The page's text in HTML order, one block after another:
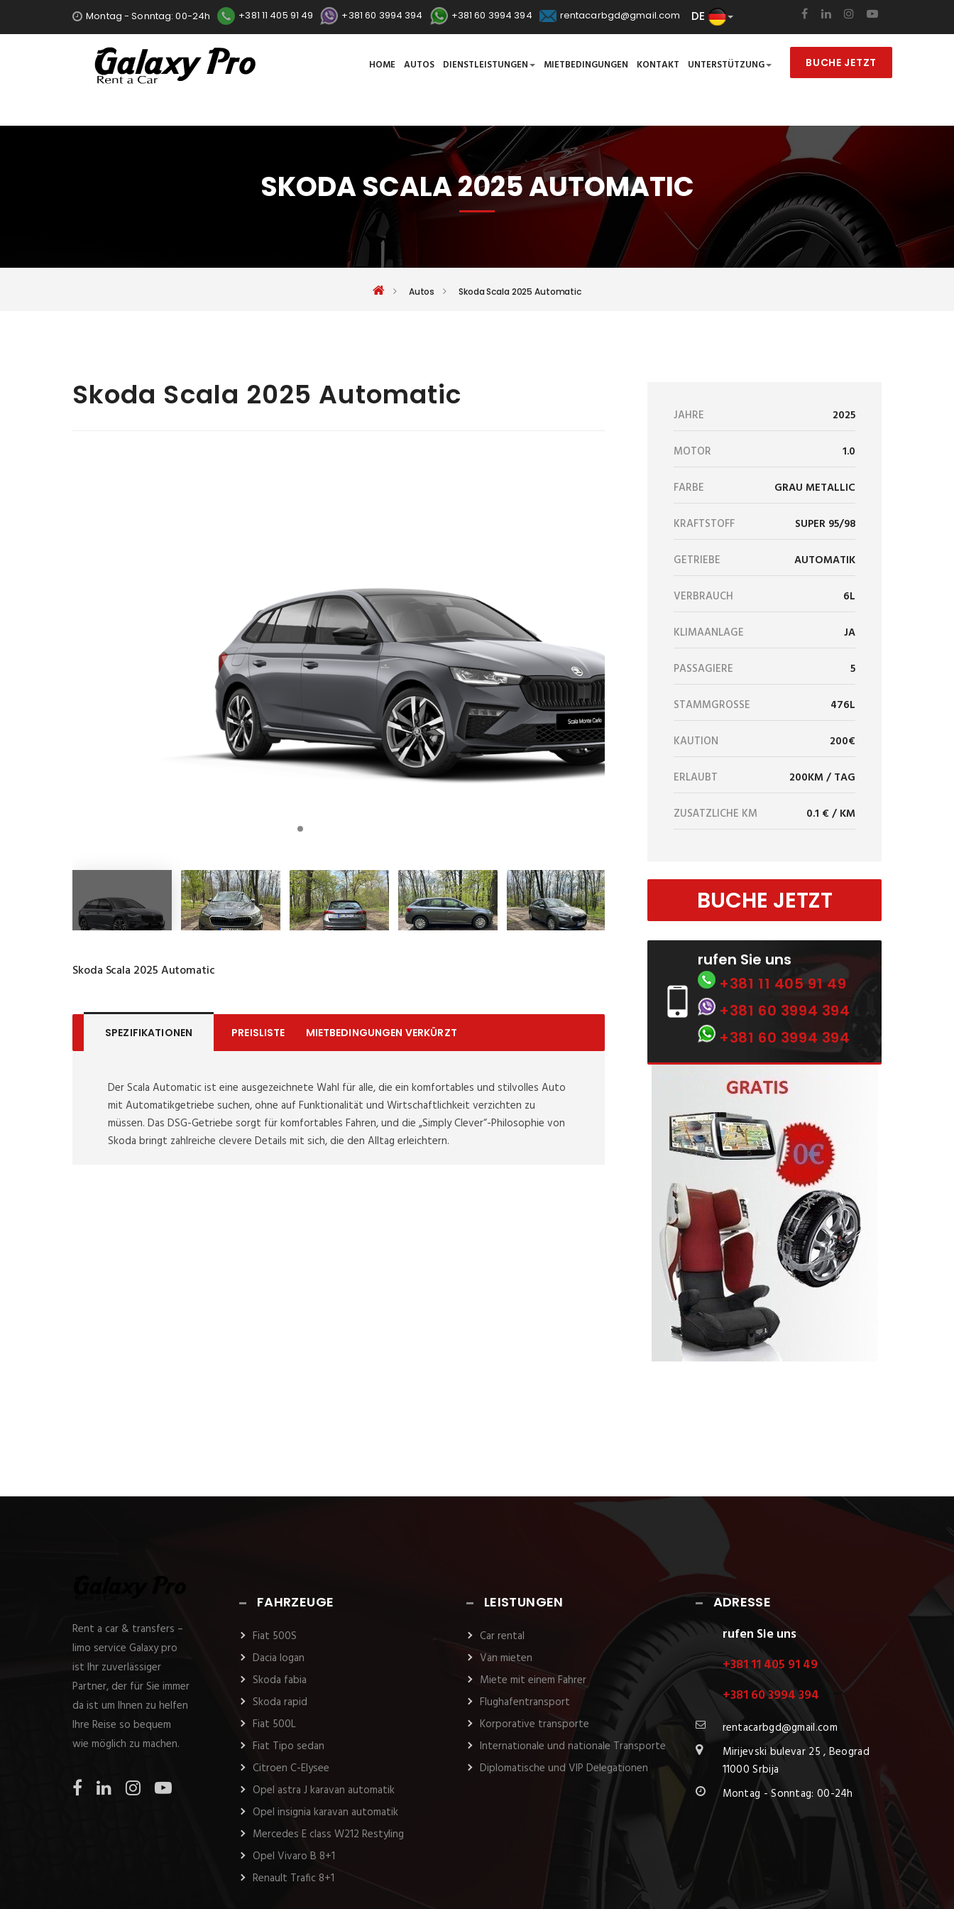
Color
Montag - Sonntag: 00-24h +381 11 405 91 49 +381 60 3994 394 +381 60 3994 394 rentacarbgd@gmail.com DE
BUCHE JETZT
HOME AUTOS DIENSTLEISTUNGEN MIETBEDINGUNGEN KONTAKT UNTERSTÜTZUNG
SKODA SCALA 2025 AUTOMATIC
Autos Skoda Scala 2025 Automatic
Skoda Scala 2025 Automatic
Skoda Scala 2025 Automatic
SPEZIFIKATIONEN PREISLISTE MIETBEDINGUNGEN VERKÜRZT
Der Scala Automatic ist eine ausgezeichnete Wahl für alle, die ein komfortables und stilvolles Auto
mit Automatikgetriebe suchen, ohne auf Funktionalität und Wirtschaftlichkeit verzichten zu
müssen. Das DSG-Getriebe sorgt für komfortables Fahren, und die „Simply Clever“-Philosophie von
Skoda bringt zahlreiche clevere Details mit sich, die den Alltag erleichtern.
JAHRE 2025
MOTOR 1.0
FARBE GRAU METALLIC
KRAFTSTOFF SUPER 95/98
GETRIEBE AUTOMATIK
VERBRAUCH 6L
KLIMAANLAGE JA
PASSAGIERE 5
STAMMGRÖSSE 476L
KAUTION 200€
ERLAUBT 200KM / TAG
ZUSÄTZLICHE KM 0.1 € / KM
BUCHE JETZT
rufen Sie uns
+381 11 405 91 49
+381 60 3994 394
+381 60 3994 394
Rent a car & transfers –
limo service Galaxy pro
ist Ihr zuverlässiger
Partner, der für Sie immer
da ist um Ihnen zu helfen
Ihre Reise so bequem
wie möglich zu machen.
FAHRZEUGE
Fiat 500S
Dacia logan
Skoda fabia
Skoda rapid
Fiat 500L
Fiat Tipo sedan
Citroen C-Elysee
Opel astra J karavan automatik
Opel insignia karavan automatik
Mercedes E class W212 Restyling
Opel Vivaro B 8+1
Renault Trafic 8+1
LEISTUNGEN
Car rental
Van mieten
Miete mit einem Fahrer
Flughafentransport
Korporative transporte
Internationale und nationale Transporte
Diplomatische und VIP Delegationen
ADRESSE
rufen Sie uns
+381 11 405 91 49
+381 60 3994 394
rentacarbgd@gmail.com
Mirijevski bulevar 25 , Beograd
11000 Srbija
Montag - Sonntag: 00-24h